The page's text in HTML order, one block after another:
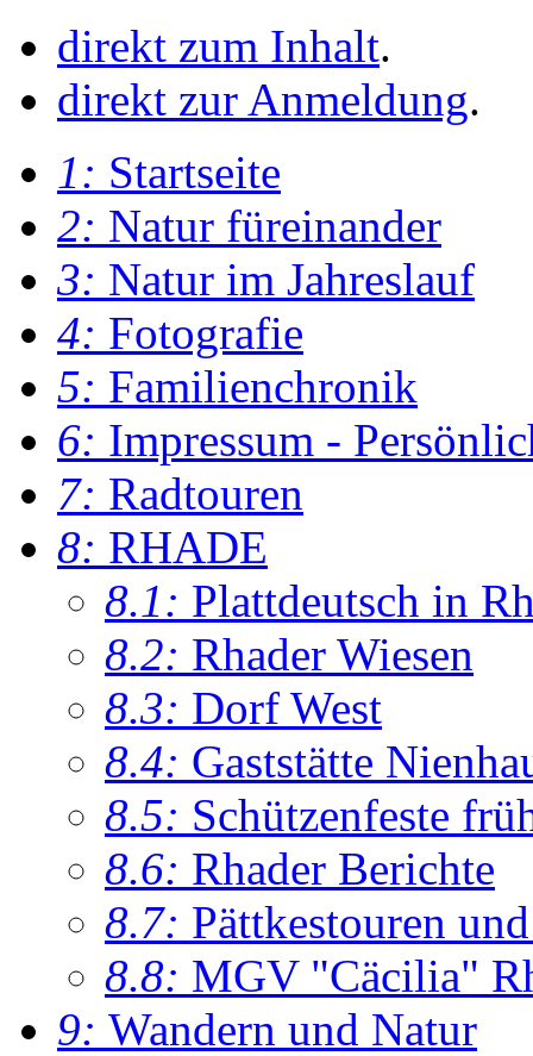
direkt zum Inhalt.
direkt zur Anmeldung.
1: Startseite
2: Natur füreinander
3: Natur im Jahreslauf
4: Fotografie
5: Familienchronik
6: Impressum -
7: Radtouren
8: RHADE
8.1: Plattdeutsch in
8.2: Rhader Wiesen
8.3: Dorf West
8.4: Gaststätte
8.5: Schützenfeste
8.6: Rhader Berichte
8.7: Pättkestouren
8.8: MGV "Cäcilia"
9: Wandern und Natur